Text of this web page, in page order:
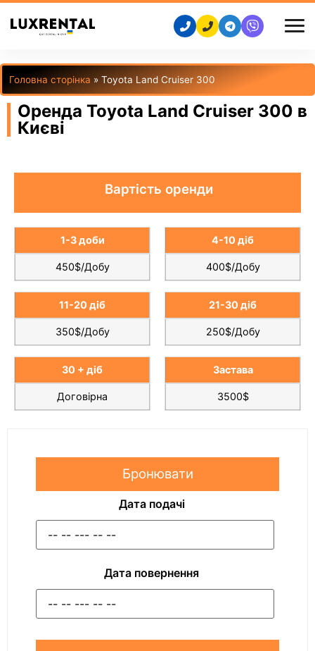
Головна сторінка » Toyota Land Cruiser 300
Оренда Toyota Land Cruiser 300 в
Києві
Вартість оренди
1-3 доби
450$/Добу
11-20 діб
350$/Добу
30 + діб
Договірна
4-10 діб
400$/Добу
21-30 діб
250$/Добу
Застава
3500$
Бронювати
Дата подачі
Дата повернення